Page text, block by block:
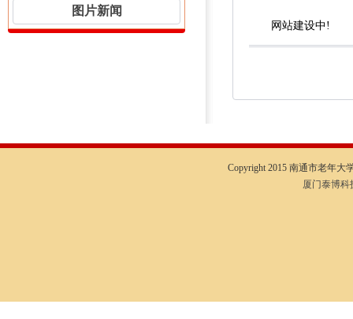
图片新闻
网站建设中!
Copyright 2015 南通市老年大
厦门泰博